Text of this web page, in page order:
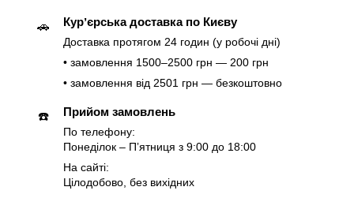
🚗 Курʼєрська доставка по Києву
Доставка протягом 24 годин (у робочі дні)
• замовлення 1500–2500 грн — 200 грн
• замовлення від 2501 грн — безкоштовно
☎️ Прийом замовлень
По телефону:
Понеділок – Пʼятниця з 9:00 до 18:00
На сайті:
Цілодобово, без вихідних